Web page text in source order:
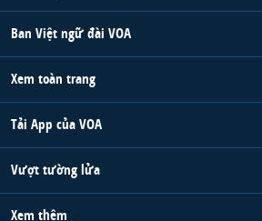
Ban Việt ngữ đài VOA
Xem toàn trang
Tải App của VOA
Vượt tường lửa
Xem thêm